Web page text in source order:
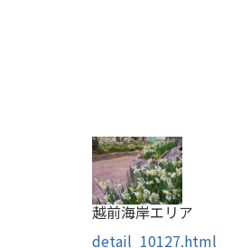
越前海岸エリア
detail_10127.html